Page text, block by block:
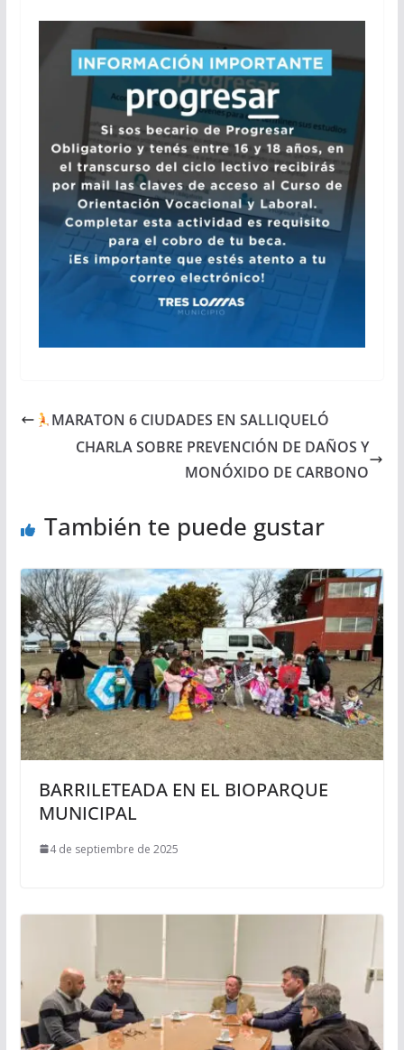
MARATON 6 CIUDADES EN SALLIQUELÓ
CHARLA SOBRE PREVENCIÓN DE DAÑOS Y
MONÓXIDO DE CARBONO
También te puede gustar
BARRILETEADA EN EL BIOPARQUE
MUNICIPAL
4 de septiembre de 2025